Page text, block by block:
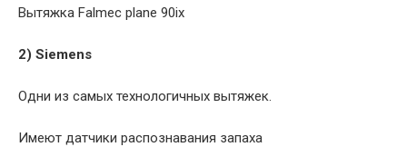
Вытяжка Falmec plane 90ix
2) Siemens
Одни из самых технологичных вытяжек.
Имеют датчики распознавания запаха